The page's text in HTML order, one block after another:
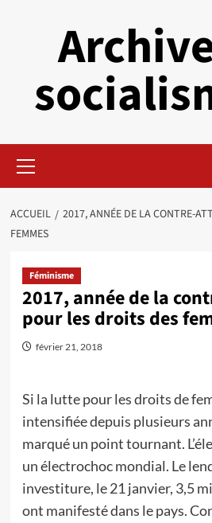
principal
ACCUEIL
2017, ANNÉE DE LA CONTRE-
FEMMES
Féminisme
2017, année de la
pour les droits des
février 21, 2018
Si la lutte pour les droits de
intensifiée depuis plusieurs
marqué un point tournant.
un électrochoc mondial. Le
investiture, le 21 janvier, 3,5
ont manifesté dans le pays.